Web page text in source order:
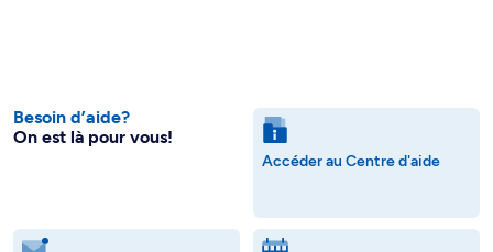
Besoin d’aide?
On est là pour vous!
Accéder au Centre d'aide